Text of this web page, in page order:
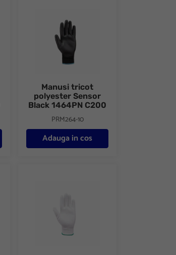
Manusi tricot
polyester Sensor
Black 1464PN C200
PRM264-10
Adauga in cos